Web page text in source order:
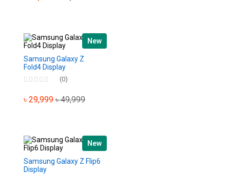
New
Samsung Galaxy Z
Fold4 Display
(0)
৳ 29,999 ৳ 49,999
New
Samsung Galaxy Z Flip6
Display